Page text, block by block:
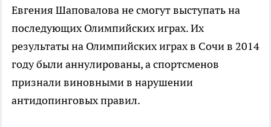
Евгения Шаповалова не смогут выступать на
последующих Олимпийских играх. Их
результаты на Олимпийских играх в Сочи в 2014
году были аннулированы, а спортсменов
признали виновными в нарушении
антидопинговых правил.